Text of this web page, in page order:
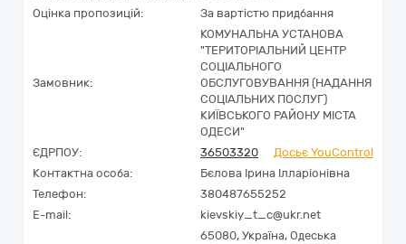
Оцінка пропозицій:
За вартістю придбання
Замовник:
КОМУНАЛЬНА УСТАНОВА
"ТЕРИТОРІАЛЬНИЙ ЦЕНТР
СОЦІАЛЬНОГО
ОБСЛУГОВУВАННЯ (НАДАННЯ
СОЦІАЛЬНИХ ПОСЛУГ)
КИЇВСЬКОГО РАЙОНУ МІСТА
ОДЕСИ"
ЄДРПОУ:
36503320
Досьє YouControl
Контактна особа:
Бєлова Ірина Ілларіонівна
Телефон:
380487655252
E-mail:
kievskiy_t_c@ukr.net
65080, Україна, Одеська